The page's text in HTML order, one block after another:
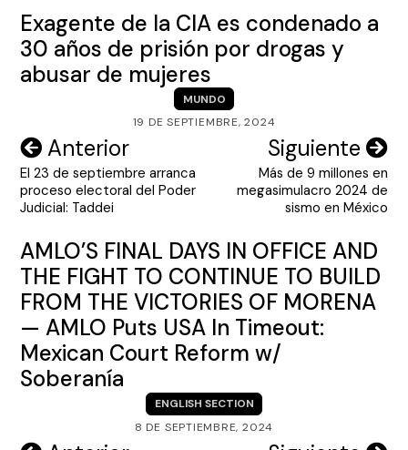
Exagente de la CIA es condenado a
30 años de prisión por drogas y
abusar de mujeres
MUNDO
19 DE SEPTIEMBRE, 2024
Navegación
de
entradas
Anterior
El 23 de septiembre arranca
proceso electoral del Poder
Judicial: Taddei
Siguiente
Más de 9 millones en
megasimulacro 2024 de
sismo en México
AMLO’S FINAL DAYS IN OFFICE AND
THE FIGHT TO CONTINUE TO BUILD
FROM THE VICTORIES OF MORENA
— AMLO Puts USA In Timeout:
Mexican Court Reform w/
Soberanía
ENGLISH SECTION
8 DE SEPTIEMBRE, 2024